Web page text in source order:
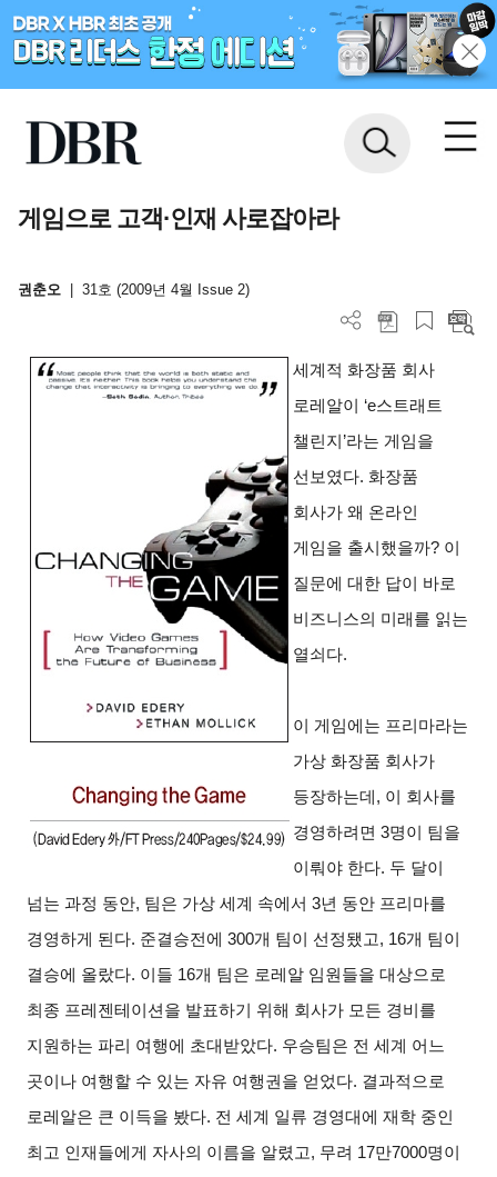
게임으로 고객·인재 사로잡아라
권춘오 31호 (2009년 4월 Issue 2)
세계적 화장품 회사
로레알이 ‘e스트래트
챌린지’라는 게임을
선보였다. 화장품
회사가 왜 온라인
게임을 출시했을까? 이
질문에 대한 답이 바로
비즈니스의 미래를 읽는
열쇠다.
이 게임에는 프리마라는
가상 화장품 회사가
등장하는데, 이 회사를
경영하려면 3명이 팀을
이뤄야 한다. 두 달이
넘는 과정 동안, 팀은 가상 세계 속에서 3년 동안 프리마를
경영하게 된다. 준결승전에 300개 팀이 선정됐고, 16개 팀이
결승에 올랐다. 이들 16개 팀은 로레알 임원들을 대상으로
최종 프레젠테이션을 발표하기 위해 회사가 모든 경비를
지원하는 파리 여행에 초대받았다. 우승팀은 전 세계 어느
곳이나 여행할 수 있는 자유 여행권을 얻었다. 결과적으로
로레알은 큰 이득을 봤다. 전 세계 일류 경영대에 재학 중인
최고 인재들에게 자사의 이름을 알렸고, 무려 17만7000명이